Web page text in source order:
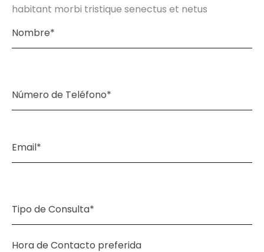
habitant morbi tristique senectus et netus